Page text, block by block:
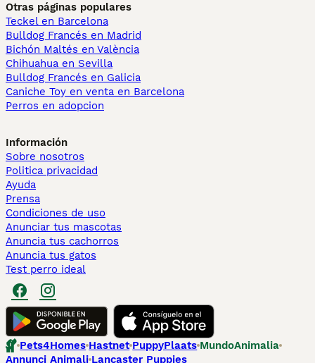
Otras páginas populares
Teckel en Barcelona
Bulldog Francés en Madrid
Bichón Maltés en València
Chihuahua en Sevilla
Bulldog Francés en Galicia
Caniche Toy en venta en Barcelona
Perros en adopcion
Información
Sobre nosotros
Politica privacidad
Ayuda
Prensa
Condiciones de uso
Anunciar tus mascotas
Anuncia tus cachorros
Anuncia tus gatos
Test perro ideal
Pets4Homes Hastnet PuppyPlaats MundoAnimalia
Annunci Animali Lancaster Puppies